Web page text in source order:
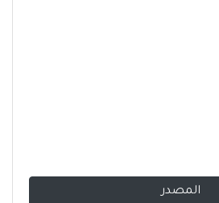
المصدر